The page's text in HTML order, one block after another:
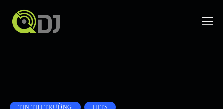
TIN THỊ TRƯỜNG
HITS